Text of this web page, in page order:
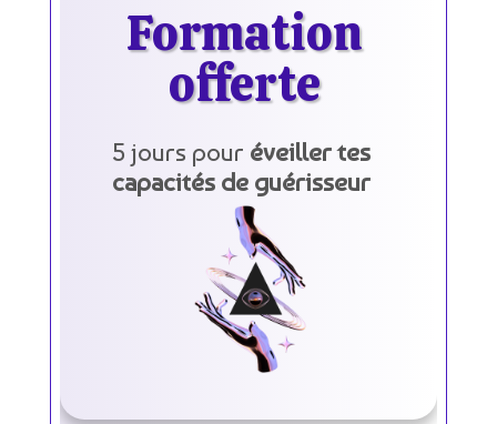
Formation
offerte
5 jours pour éveiller tes
capacités de guérisseur